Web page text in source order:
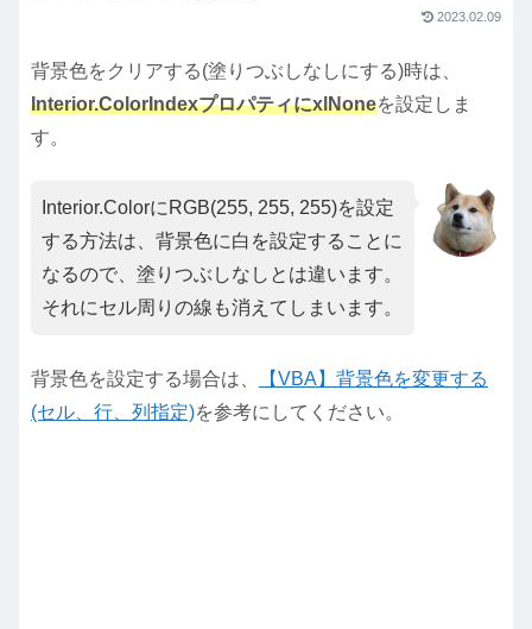
2023.02.09
背景色をクリアする(塗りつぶしなしにする)時は、
Interior.ColorIndexプロパティにxlNoneを設定しま
す。
Interior.ColorにRGB(255, 255, 255)を設定
する方法は、背景色に白を設定することに
なるので、塗りつぶしなしとは違います。
それにセル周りの線も消えてしまいます。
背景色を設定する場合は、
【VBA】背景色を変更する
(セル、行、列指定)を参考にしてください。